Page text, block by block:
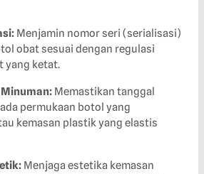
Menjamin nomor seri (serialisasi)
obat sesuai dengan regulasi
yang ketat.
Memastikan tanggal
permukaan botol yang
kemasan plastik yang elastis
Menjaga estetika kemasan